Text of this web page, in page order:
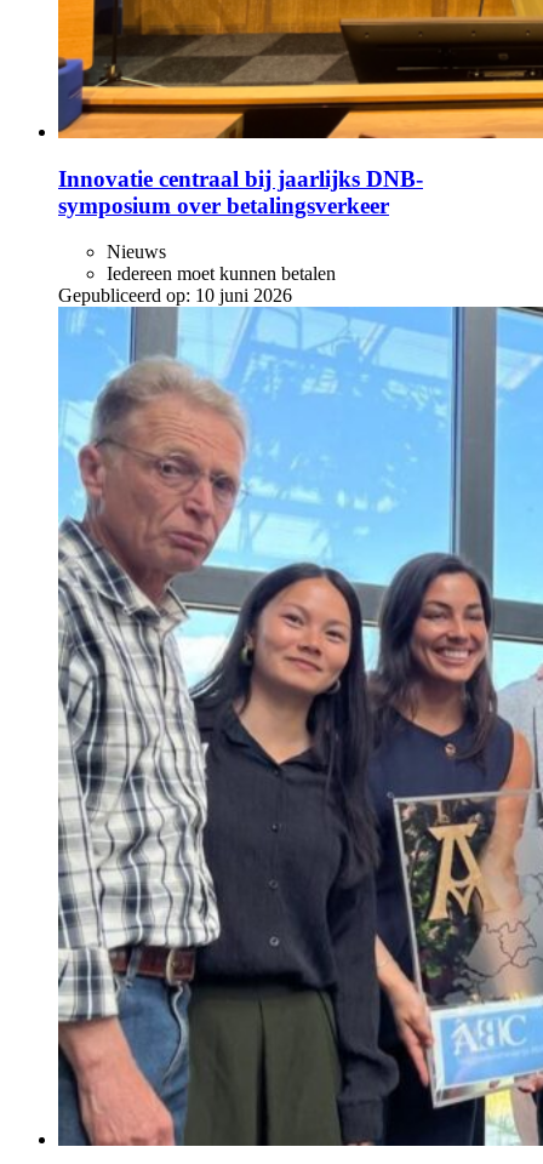
Innovatie centraal bij jaarlijks DNB-
symposium over betalingsverkeer
Nieuws
Iedereen moet kunnen betalen
Gepubliceerd op: 10 juni 2026